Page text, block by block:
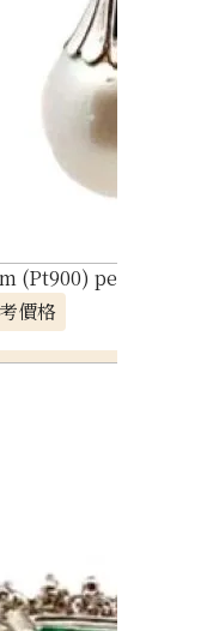
(Pt900) pearl earrings
價格